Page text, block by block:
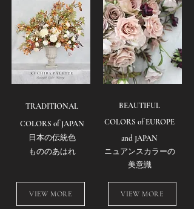
TRADITIONAL
COLORS of JAPAN
日本の伝統色
もののあはれ
VIEW MORE
BEAUTIFUL
COLORS of EUROPE
and JAPAN
ニュアンスカラーの
​美意識
VIEW MORE